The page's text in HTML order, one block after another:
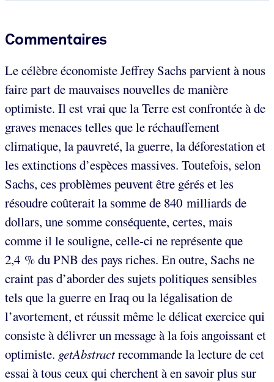
Commentaires
Le célèbre économiste Jeffrey Sachs parvient à nous
faire part de mauvaises nouvelles de manière
optimiste. Il est vrai que la Terre est confrontée à de
graves menaces telles que le réchauffement
climatique, la pauvreté, la guerre, la déforestation et
les extinctions d’espèces massives. Toutefois, selon
Sachs, ces problèmes peuvent être gérés et les
résoudre coûterait la somme de 840 milliards de
dollars, une somme conséquente, certes, mais
comme il le souligne, celle-ci ne représente que
2,4 % du PNB des pays riches. En outre, Sachs ne
craint pas d’aborder des sujets politiques sensibles
tels que la guerre en Iraq ou la légalisation de
l’avortement, et réussit même le délicat exercice qui
consiste à délivrer un message à la fois angoissant et
optimiste. getAbstractrecommande la lecture de cet
essai à tous ceux qui cherchent à en savoir plus sur